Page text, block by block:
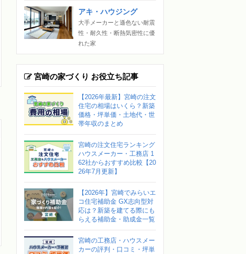
アキ・ハウジング
大手メーカーと遜色ない耐震
性・耐久性・断熱気密性に優
れた家
宮崎の家づくり お役立ち記事
【2026年最新】宮崎の注文
住宅の相場はいくら？新築
価格・坪単価・土地代・世
帯年収のまとめ
宮崎の注文住宅ランキング
ハウスメーカー・工務店 1
62社からおすすめ比較【20
26年7月更新】
【2026年】宮崎でみらいエ
コ住宅補助金 GX志向型対
応は？新築を建てる際にも
らえる補助金・助成金一覧
宮崎の工務店・ハウスメー
カーの評判・口コミ・坪単